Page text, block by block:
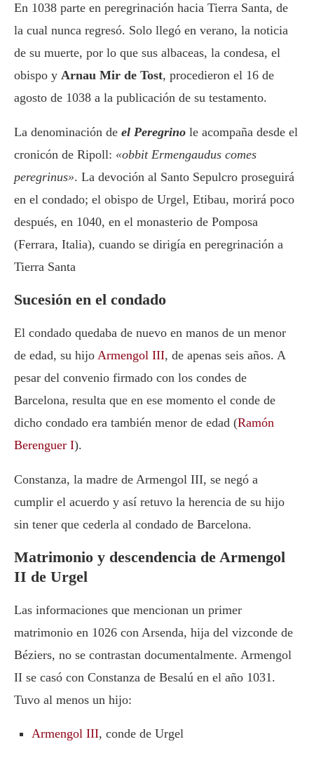
En 1038 parte en peregrinación hacia Tierra Santa, de
la cual nunca regresó. Solo llegó en verano, la noticia
de su muerte, por lo que sus albaceas, la condesa, el
obispo y Arnau Mir de Tost, procedieron el 16 de
agosto de 1038 a la publicación de su testamento.
La denominación de el Peregrino le acompaña desde el
cronicón de Ripoll: «obbit Ermengaudus comes
peregrinus». La devoción al Santo Sepulcro proseguirá
en el condado; el obispo de Urgel, Etibau, morirá poco
después, en 1040, en el monasterio de Pomposa
(Ferrara, Italia), cuando se dirigía en peregrinación a
Tierra Santa
Sucesión en el condado
El condado quedaba de nuevo en manos de un menor
de edad, su hijo Armengol III, de apenas seis años. A
pesar del convenio firmado con los condes de
Barcelona, resulta que en ese momento el conde de
dicho condado era también menor de edad (Ramón
Berenguer I).
Constanza, la madre de Armengol III, se negó a
cumplir el acuerdo y así retuvo la herencia de su hijo
sin tener que cederla al condado de Barcelona.
Matrimonio y descendencia de Armengol
II de Urgel
Las informaciones que mencionan un primer
matrimonio en 1026 con Arsenda, hija del vizconde de
Béziers, no se contrastan documentalmente. Armengol
II se casó con Constanza de Besalú en el año 1031.
Tuvo al menos un hijo:
Armengol III, conde de Urgel